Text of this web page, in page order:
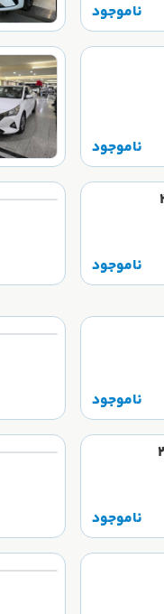
ناموجود
ناموجود
ناموجود
ناموجود
ناموجود